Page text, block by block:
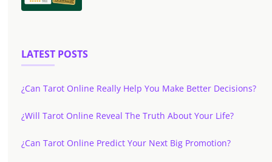
LATEST POSTS
¿Can Tarot Online Really Help You Make Better Decisions?
¿Will Tarot Online Reveal The Truth About Your Life?
¿Can Tarot Online Predict Your Next Big Promotion?